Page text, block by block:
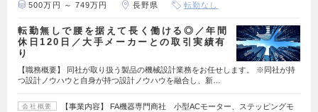
500万円 ～ 749万円 長野県 転勤なし
転勤無しで腰を据えて長く働ける◎／年間
休日120日／大手メーカーとの取引実績有
り
【職務概要】 同社が取り扱う製品の機械設計業務をお任せします。 ※同社が持
つ設計ノウハウと自身が持つ設計ノウハウを融合し、新…
会社概要
【事業内容】 FA機器専門商社 小型ACモーター、ステッピングモ